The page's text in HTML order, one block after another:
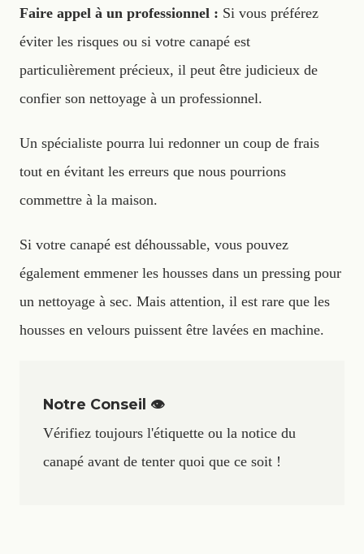
Faire appel à un professionnel : Si vous préférez
éviter les risques ou si votre canapé est
particulièrement précieux, il peut être judicieux de
confier son nettoyage à un professionnel.
Un spécialiste pourra lui redonner un coup de frais
tout en évitant les erreurs que nous pourrions
commettre à la maison.
Si votre canapé est déhoussable, vous pouvez
également emmener les housses dans un pressing pour
un nettoyage à sec. Mais attention, il est rare que les
housses en velours puissent être lavées en machine.
Notre Conseil 👁️
Vérifiez toujours l'étiquette ou la notice du
canapé avant de tenter quoi que ce soit !